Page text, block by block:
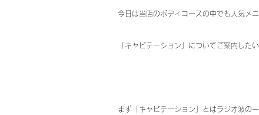
今日は当店のボディコースの中でも人気メ
「キャビテーション」についてご案内した
まず「キャビテーション」とはラジオ波の